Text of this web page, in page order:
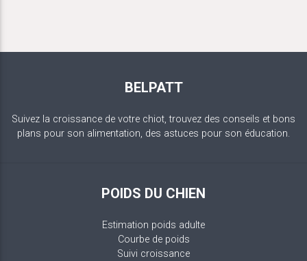
BELPATT
Suivez la croissance de votre chiot, trouvez des conseils et bons
plans pour son alimentation, des astuces pour son éducation.
POIDS DU CHIEN
Estimation poids adulte
Courbe de poids
Suivi croissance